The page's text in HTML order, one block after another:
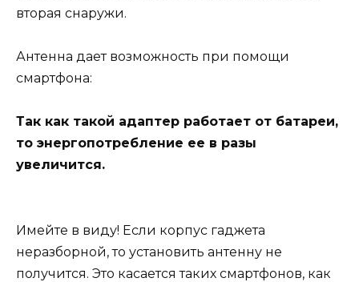
вторая снаружи.
Антенна дает возможность при помощи
смартфона:
Так как такой адаптер работает от батареи,
то энергопотребление ее в разы
увеличится.
Имейте в виду! Если корпус гаджета
неразборной, то установить антенну не
получится. Это касается таких смартфонов, как